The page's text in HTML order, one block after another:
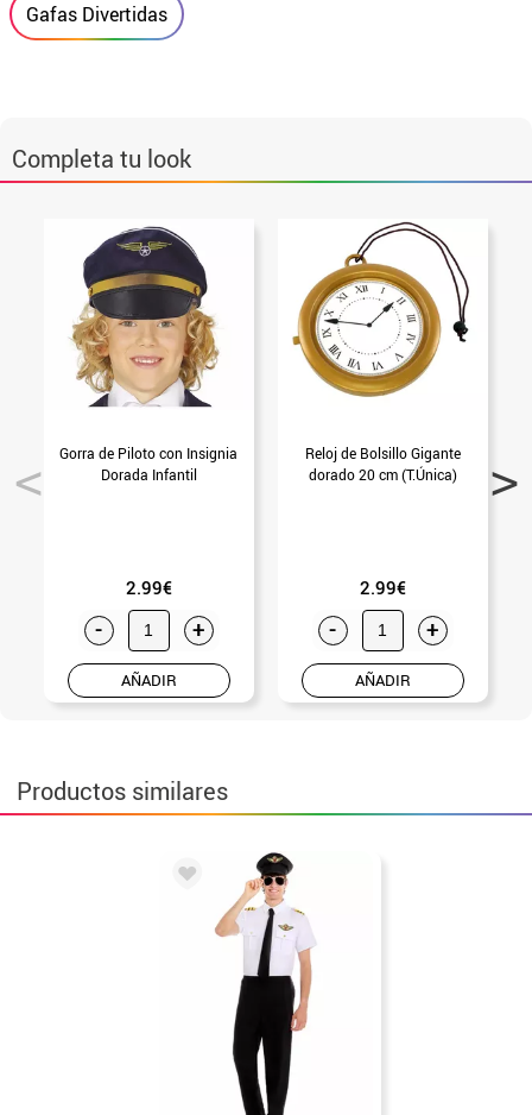
Gafas Divertidas
Completa tu look
Gorra de Piloto con Insignia
Dorada Infantil
2.99€
- +
AÑADIR
Reloj de Bolsillo Gigante
dorado 20 cm (T.Única)
2.99€
- +
AÑADIR
Productos similares